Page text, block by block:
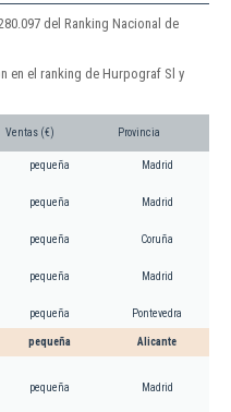
del Ranking Nacional de
en el ranking de Hurpograf Sl y
Ventas (€) Provincia
pequeña Madrid
pequeña Madrid
pequeña Coruña
pequeña Madrid
pequeña Pontevedra
pequeña Alicante
pequeña Madrid